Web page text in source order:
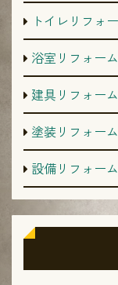
トイレリフォ
浴室リフォーム
建具リフォーム
塗装リフォーム
設備リフォーム